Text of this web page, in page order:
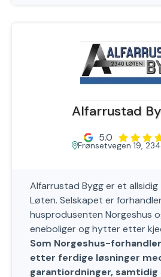
Alfarrustad
5.0
Frønsetvegen 19,
Alfarrustad Bygg er et
Løten. Selskapet er
husprodusenten Norgeshus
eneboliger og hytter etter
Som Norgeshus-
etter ferdige løsninger
garantiordninger, samtidig